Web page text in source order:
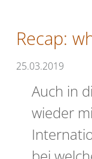
Recap:
25.03.2019
Auch in
wieder